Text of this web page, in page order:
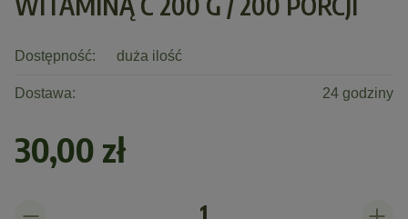
Dostępność: duża ilość
Dostawa: 24 godziny
30,00 zł